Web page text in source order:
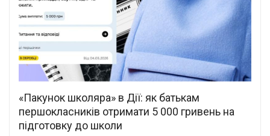
«Пакунок школяра» в Дії: як батькам
першокласників отримати 5 000 гривень на
підготовку до школи